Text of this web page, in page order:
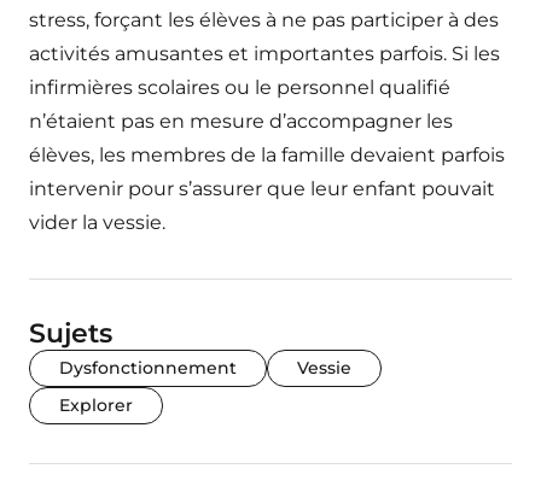
stress, forçant les élèves à ne pas participer à des
activités amusantes et importantes parfois. Si les
infirmières scolaires ou le personnel qualifié
n’étaient pas en mesure d’accompagner les
élèves, les membres de la famille devaient parfois
intervenir pour s’assurer que leur enfant pouvait
vider la vessie.
Sujets
Dysfonctionnement
Vessie
Explorer